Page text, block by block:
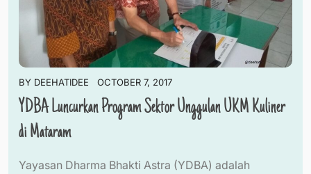
BY DEEHATIDEE OCTOBER 7, 2017
YDBA Luncurkan Program Sektor Unggulan UKM Kuliner
di Mataram
Yayasan Dharma Bhakti Astra (YDBA) adalah